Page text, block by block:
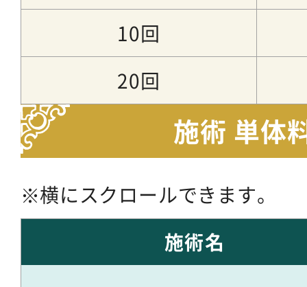
10回
20回
施術 単体
横にスクロールできます。
施術名